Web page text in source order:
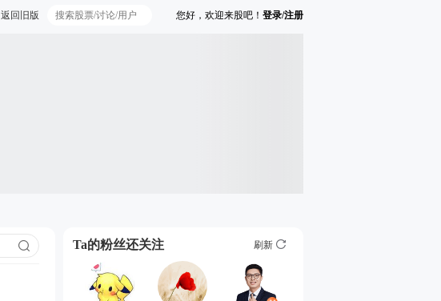
您好，欢迎来股吧！ 登录/注册
返回旧版
Ta的粉丝还关注 刷新